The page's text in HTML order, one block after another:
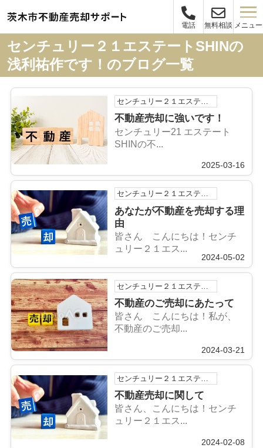
電話 無料相談 メニュー
センチュリー２１エステートSHINの
浅利祐作です！のブログ一覧
センチュリー２１エステートSHINの浅利祐作です！
不動産売却に強いです！
センチュリー21 エステート
SHINの不...
2025-03-16
センチュリー２１エステートSHINの浅利祐作です！
あなたが不動産を売却する理
由
皆さん こんにちは！センチ
ュリー２１エス...
2024-05-02
不動産のご売却にあたって
皆さん こんにちは！私が、
不動産のご売却...
2024-03-21
センチュリー２１エステートSHINの浅利祐作です！
不動産売却に関して
皆さん、こんにちは！センチ
ュリー２１エス...
2024-02-08